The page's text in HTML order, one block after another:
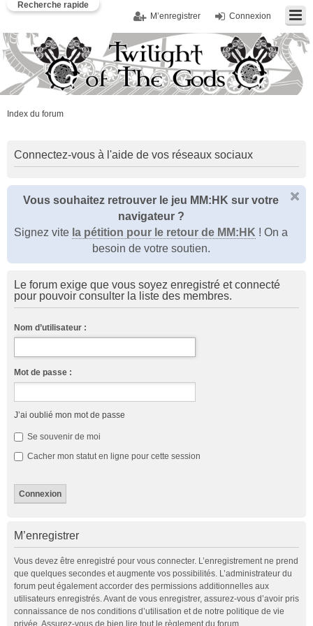
Connexion
M’enregistrer
Recherche rapide
Index du forum
Connectez-vous à l'aide de vos réseaux sociaux
Vous souhaitez retrouver le jeu MM:HK sur votre
navigateur ?
Signez vite la pétition pour le retour de MM:HK ! On a
besoin de votre soutien.
Le forum exige que vous soyez enregistré et connecté
pour pouvoir consulter la liste des membres.
Nom d’utilisateur :
Mot de passe :
J’ai oublié mon mot de passe
Se souvenir de moi
Cacher mon statut en ligne pour cette session
M’enregistrer
Vous devez être enregistré pour vous connecter. L’enregistrement ne prend
que quelques secondes et augmente vos possibilités. L’administrateur du
forum peut également accorder des permissions additionnelles aux
utilisateurs enregistrés. Avant de vous enregistrer, assurez-vous d’avoir pris
connaissance de nos conditions d’utilisation et de notre politique de vie
privée. Assurez-vous de bien lire tout le règlement du forum.